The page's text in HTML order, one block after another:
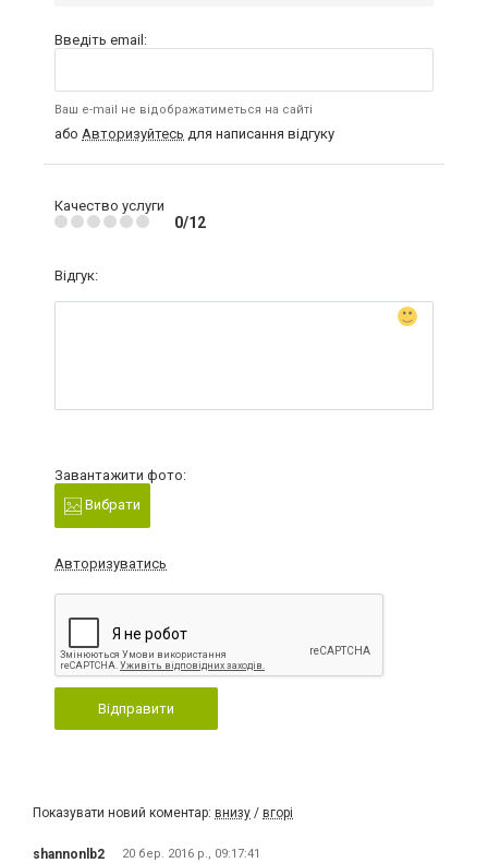
Введіть email:
Ваш e-mail не відображатиметься на сайті
або Авторизуйтесь для написання відгуку
Качество услуги
0/12
Відгук:
Завантажити фото:
Вибрати
Авторизуватись
Відправити
Показувати новий коментар: внизу / вгорі
shannonlb2 20 бер. 2016 р., 09:17:41